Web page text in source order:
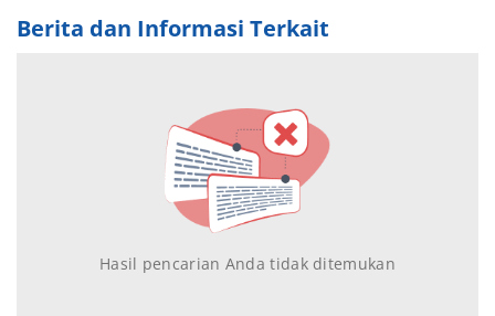
Berita dan Informasi Terkait
Hasil pencarian Anda tidak ditemukan